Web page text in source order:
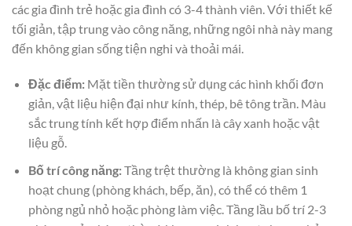
các gia đình trẻ hoặc gia đình có 3-4 thành viên. Với thiết kế
tối giản, tập trung vào công năng, những ngôi nhà này mang
đến không gian sống tiện nghi và thoải mái.
Đặc điểm:Mặt tiền thường sử dụng các hình khối đơn
giản, vật liệu hiện đại như kính, thép, bê tông trần. Màu
sắc trung tính kết hợp điểm nhấn là cây xanh hoặc vật
liệu gỗ.
Bố trí công năng:Tầng trệt thường là không gian sinh
hoạt chung (phòng khách, bếp, ăn), có thể có thêm 1
phòng ngủ nhỏ hoặc phòng làm việc. Tầng lầu bố trí 2-3